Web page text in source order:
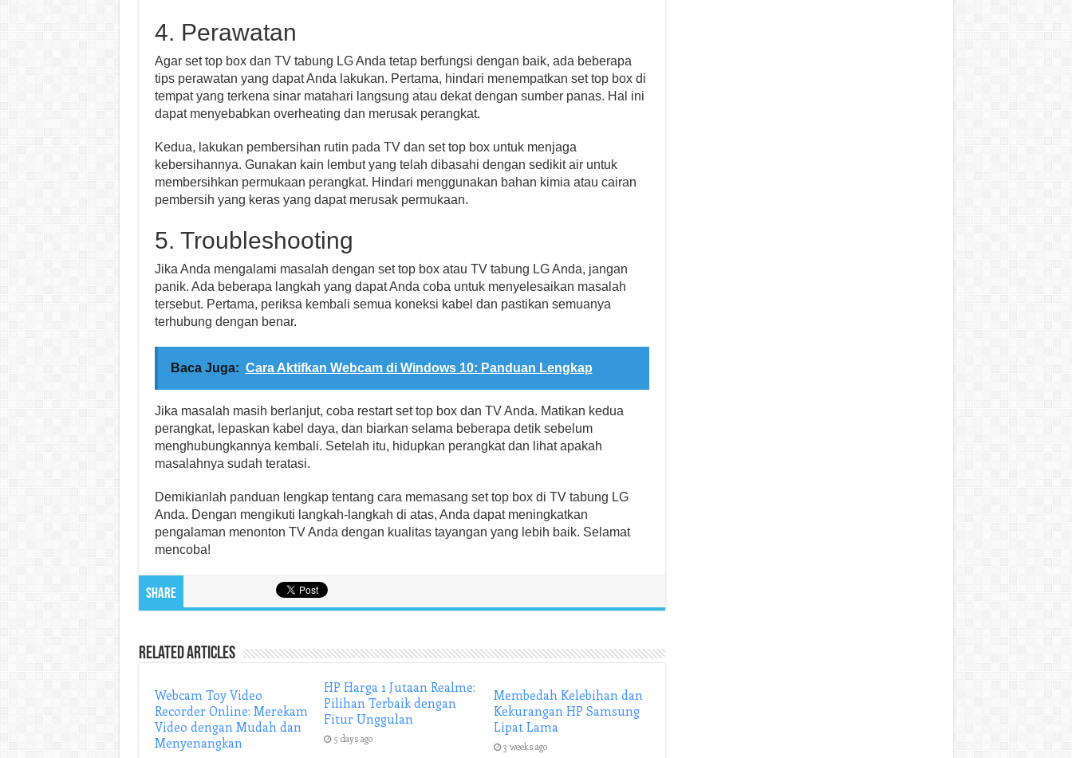
4. Perawatan
Agar set top box dan TV tabung LG Anda tetap berfungsi dengan baik, ada beberapa
tips perawatan yang dapat Anda lakukan. Pertama, hindari menempatkan set top box di
tempat yang terkena sinar matahari langsung atau dekat dengan sumber panas. Hal ini
dapat menyebabkan overheating dan merusak perangkat.
Kedua, lakukan pembersihan rutin pada TV dan set top box untuk menjaga
kebersihannya. Gunakan kain lembut yang telah dibasahi dengan sedikit air untuk
membersihkan permukaan perangkat. Hindari menggunakan bahan kimia atau cairan
pembersih yang keras yang dapat merusak permukaan.
5. Troubleshooting
Jika Anda mengalami masalah dengan set top box atau TV tabung LG Anda, jangan
panik. Ada beberapa langkah yang dapat Anda coba untuk menyelesaikan masalah
tersebut. Pertama, periksa kembali semua koneksi kabel dan pastikan semuanya
terhubung dengan benar.
Baca Juga: Cara Aktifkan Webcam di Windows 10: Panduan Lengkap
Jika masalah masih berlanjut, coba restart set top box dan TV Anda. Matikan kedua
perangkat, lepaskan kabel daya, dan biarkan selama beberapa detik sebelum
menghubungkannya kembali. Setelah itu, hidupkan perangkat dan lihat apakah
masalahnya sudah teratasi.
Demikianlah panduan lengkap tentang cara memasang set top box di TV tabung LG
Anda. Dengan mengikuti langkah-langkah di atas, Anda dapat meningkatkan
pengalaman menonton TV Anda dengan kualitas tayangan yang lebih baik. Selamat
mencoba!
Share
Related Articles
Webcam Toy Video
Recorder Online: Merekam
Video dengan Mudah dan
Menyenangkan
HP Harga 1 Jutaan Realme:
Pilihan Terbaik dengan
Fitur Unggulan
5 days ago
Membedah Kelebihan dan
Kekurangan HP Samsung
Lipat Lama
3 weeks ago